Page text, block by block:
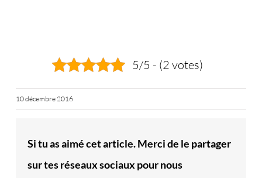
5/5 - (2 votes)
10 décembre 2016
Si tu as aimé cet article. Merci de le partager
sur tes réseaux sociaux pour nous